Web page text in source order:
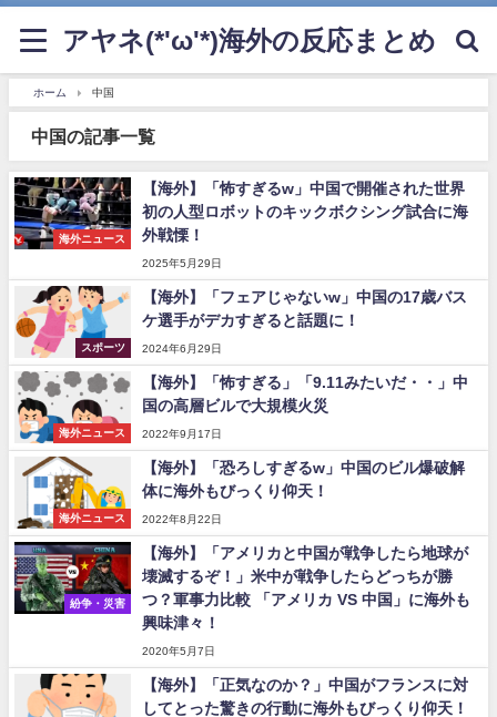
アヤネ(*'ω'*)海外の反応まとめ
ホーム 中国
中国の記事一覧
海外ニュース
【海外】「怖すぎるw」中国で開催された世界
初の人型ロボットのキックボクシング試合に海
外戦慄！
2025年5月29日
スポーツ
【海外】「フェアじゃないw」中国の17歳バス
ケ選手がデカすぎると話題に！
2024年6月29日
海外ニュース
【海外】「怖すぎる」「9.11みたいだ・・」中
国の高層ビルで大規模火災
2022年9月17日
海外ニュース
【海外】「恐ろしすぎるw」中国のビル爆破解
体に海外もびっくり仰天！
2022年8月22日
紛争・災害
【海外】「アメリカと中国が戦争したら地球が
壊滅するぞ！」米中が戦争したらどっちが勝
つ？軍事力比較 「アメリカ VS 中国」に海外も
興味津々！
2020年5月7日
【海外】「正気なのか？」中国がフランスに対
してとった驚きの行動に海外もびっくり仰天！